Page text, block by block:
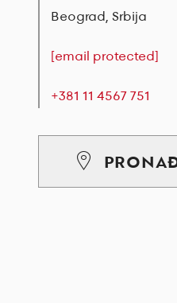
Beograd, Srbija
[email protected]
+381 11 4567 751